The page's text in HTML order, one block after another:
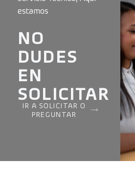
estamos
NO
DUDES
EN
SOLICITAR
IR A SOLICITAR O
PREGUNTAR